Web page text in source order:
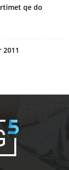
qe do
2011